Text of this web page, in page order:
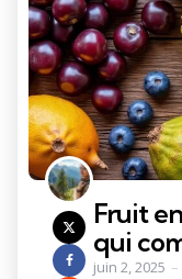
Fruit
qui
juin 2, 2025